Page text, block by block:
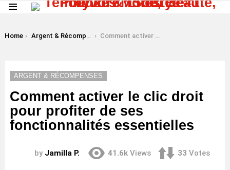
You are here:
Home Argent & Récompenses Comment activer le clic droit pour profiter de ses fonctionnalités essentielles
ARGENT & RÉCOMPENSES
Comment activer le clic droit
pour profiter de ses
fonctionnalités essentielles
by Jamilla P. 41.6k Views 33 Votes